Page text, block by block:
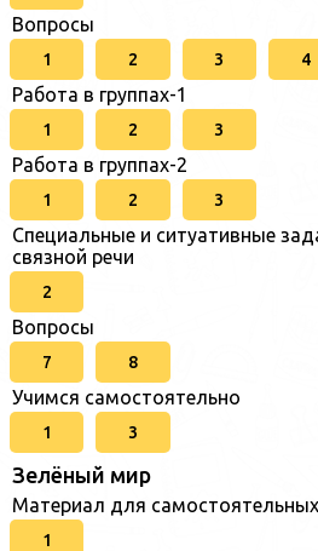
Вопросы
1 2 3 4
Работа в группах-1
1 2 3
Работа в группах-2
1 2 3
Специальные и ситуативные
связной речи
2
Вопросы
7 8
Учимся самостоятельно
1 3
Зелёный мир
Материал для
1